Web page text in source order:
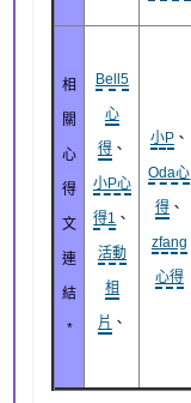
相
關
心
得
文
連
結
*
Bell5
心
得、
小P心
得1 、
活動
相
片 、
小P、
Oda心
得、
zfang
心得